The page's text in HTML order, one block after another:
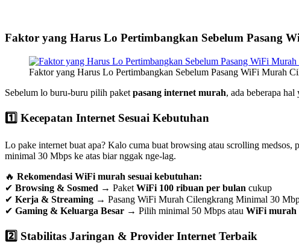
Faktor yang Harus Lo Pertimbangkan Sebelum Pasang
Faktor yang Harus Lo Pertimbangkan Sebelum Pasang WiFi Murah
Sebelum lo buru-buru pilih paket pasang internet murah, ada beberapa
1️⃣ Kecepatan Internet Sesuai Kebutuhan
Lo pake internet buat apa? Kalo cuma buat browsing atau scrolling medsos,
minimal 30 Mbps ke atas biar nggak nge-lag.
🔥 Rekomendasi WiFi murah sesuai kebutuhan:
✔ Browsing & Sosmed → Paket WiFi 100 ribuan per bulan cukup
✔ Kerja & Streaming → Pasang WiFi Murah Cilengkrang Minimal 30
✔ Gaming & Keluarga Besar → Pilih minimal 50 Mbps atau WiFi murah
2️⃣ Stabilitas Jaringan & Provider Internet Terbaik